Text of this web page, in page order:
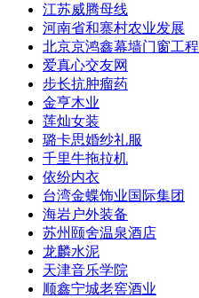
江苏威腾母线
河南省和寨村农业发展
北京京鸿鑫幕墙门窗工程
爱真心交友网
步长抗肿瘤药
金亨木业
莲灿女装
璐卡思婚纱礼服
千里牛拖拉机
依纷内衣
台湾金蝶饰业国际集团
海岩户外装备
苏州颐舍温泉酒店
龙麟水泥
天津音乐学院
顺鑫宁城老窖酒业